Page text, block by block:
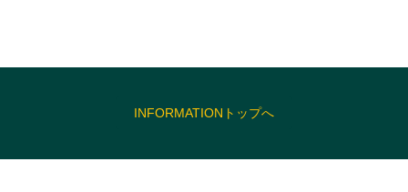
INFORMATIONトップへ